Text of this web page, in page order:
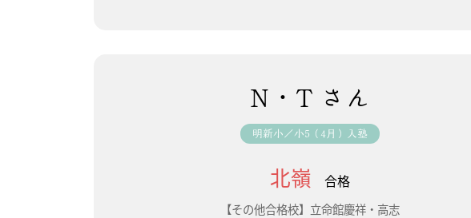
N・T さん
明新小／小5（4月）入塾
北嶺 合格
【その他合格校】立命館慶祥・高志